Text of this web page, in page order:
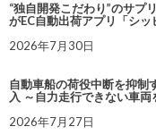
“独自開発こだわり”のサプ
がEC自動出荷アプリ「シッ
2026年7月30日
自動車船の荷役中断を抑制
入 ～自力走行できない車
2026年7月27日